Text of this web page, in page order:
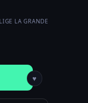
LA GRANDE
♥